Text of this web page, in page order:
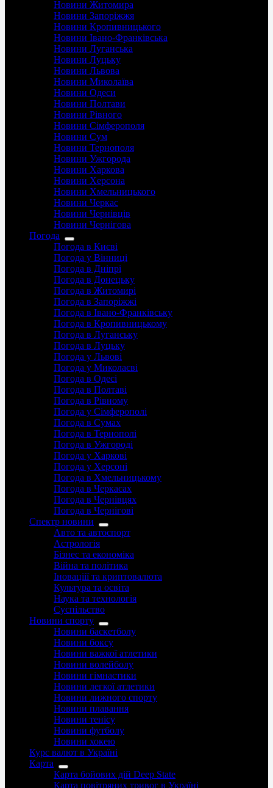
Новини Житомира
Новини Запоріжжя
Новини Кропивницького
Новини Івано-Франківська
Новини Луганська
Новини Луцьку
Новини Львова
Новини Миколаїва
Новини Одеси
Новини Полтави
Новини Рівного
Новини Сімферополя
Новини Сум
Новини Тернополя
Новини Ужгорода
Новини Харкова
Новини Херсона
Новини Хмельницького
Новини Черкас
Новини Чернівців
Новини Чернігова
Погода
Погода в Києві
Погода у Вінниці
Погода в Дніпрі
Погода в Донецьку
Погода в Житомирі
Погода в Запоріжжі
Погода в Івано-Франківську
Погода в Кропивницькому
Погода в Луганську
Погода в Луцьку
Погода у Львові
Погода у Миколаєві
Погода в Одесі
Погода в Полтаві
Погода в Рівному
Погода у Сімферополі
Погода в Сумах
Погода в Тернополі
Погода в Ужгороді
Погода у Харкові
Погода у Херсоні
Погода в Хмельницькому
Погода в Черкасах
Погода в Чернівцях
Погода в Чернігові
Спектр новини
Авто та автоспорт
Астрологія
Бізнес та економіка
Війна та політика
Іноваціії та криптовалюта
Культура та освіта
Наука та технологія
Суспільство
Новини спорту
Новини баскетболу
Новини боксу
Новини важкої атлетики
Новини волейболу
Новини гімнастики
Новини легкої атлетики
Новини лижного спорту
Новини плавання
Новини тенісу
Новини футболу
Новини хокею
Курс валют в Україні
Карта
Карта бойових дій Deep State
Карта повітряних тривог в Україні